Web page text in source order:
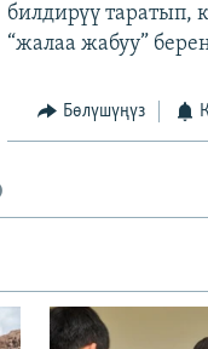
билдирүү таратып,
“жалаа жабуу”
Бөлүшүңүз